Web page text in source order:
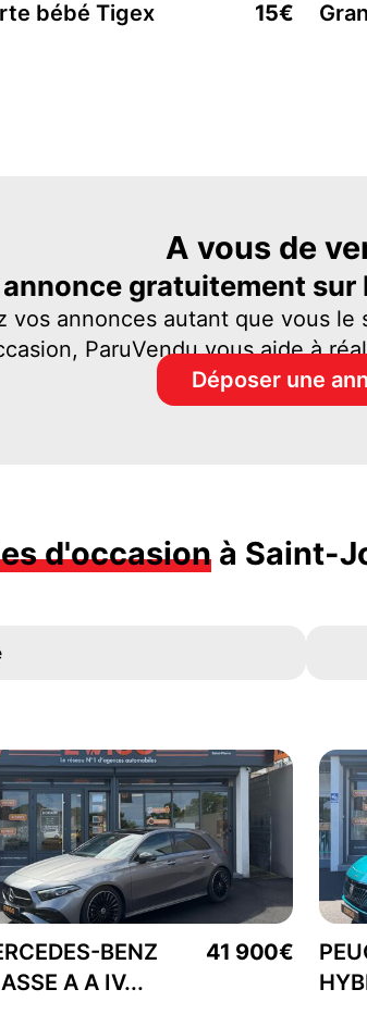
bébé Tigex 15€
A vous de
gratuitement
vos annonces autant que vous
ParuVendu vous aide à
Déposer une
d'occasion à Saint-
BENZ
A A IV...
41 900€